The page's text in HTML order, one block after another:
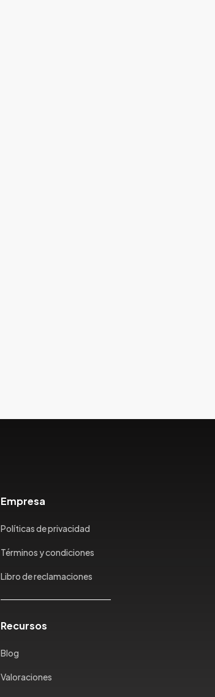
Empresa
Políticas de privacidad
Términos y condiciones
Libro de reclamaciones
Recursos
Blog
Valoraciones